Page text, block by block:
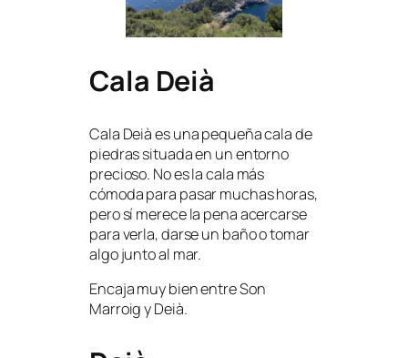
Cala Deià
Cala Deià es una pequeña cala de
piedras situada en un entorno
precioso. No es la cala más
cómoda para pasar muchas horas,
pero sí merece la pena acercarse
para verla, darse un baño o tomar
algo junto al mar.
Encaja muy bien entre Son
Marroig y Deià.